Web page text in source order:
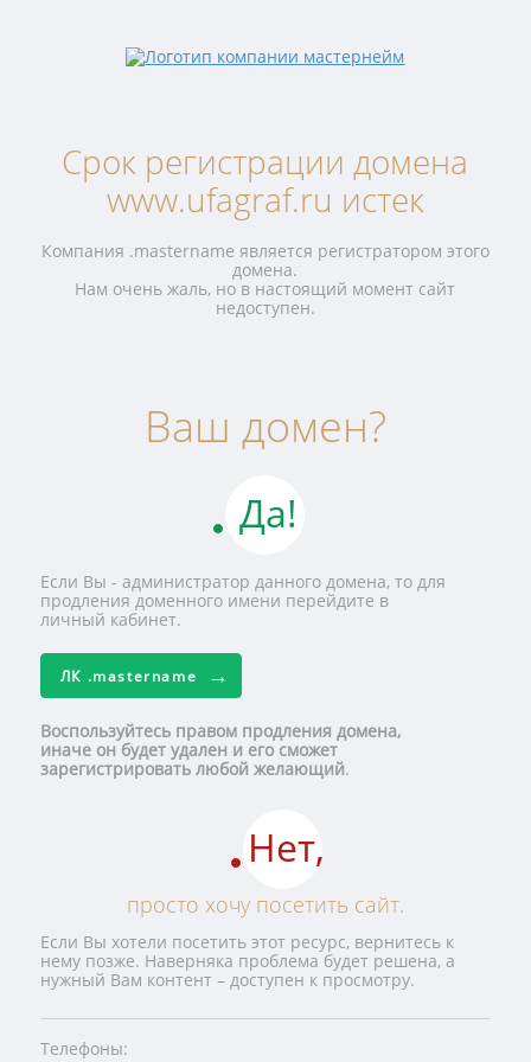
Срок регистрации домена
www.ufagraf.ru истек
Компания .mastername является регистратором этого
домена.
Нам очень жаль, но в настоящий момент сайт
недоступен.
Ваш домен?
Да!
Если Вы - администратор данного домена, то для
продления доменного имени перейдите в
личный кабинет.
ЛК .mastername
Воспользуйтесь правом продления домена,
иначе он будет удален и его сможет
зарегистрировать любой желающий.
Нет,
просто хочу посетить сайт.
Если Вы хотели посетить этот ресурс, вернитесь к
нему позже. Наверняка проблема будет решена, а
нужный Вам контент – доступен к просмотру.
Телефоны: